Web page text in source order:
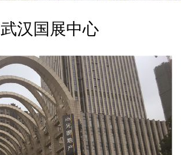
武汉国展中心